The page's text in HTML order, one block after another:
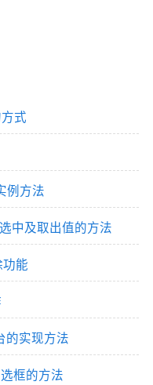
式
例方法
中及取出值的方法
能
的实现方法
框的方法